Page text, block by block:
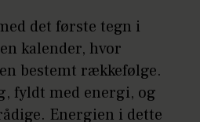
det første tegn i
kalender, hvor
bestemt rækkefølge.
fyldt med energi, og
Energien i dette